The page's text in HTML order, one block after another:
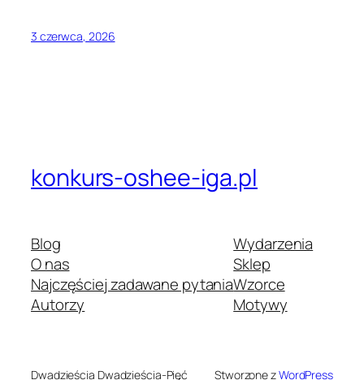
3 czerwca, 2026
konkurs-oshee-iga.pl
Blog
O nas
Najczęściej zadawane pytania
Autorzy
Wydarzenia
Sklep
Wzorce
Motywy
Dwadzieścia Dwadzieścia-Pięć Stworzone zWordPress